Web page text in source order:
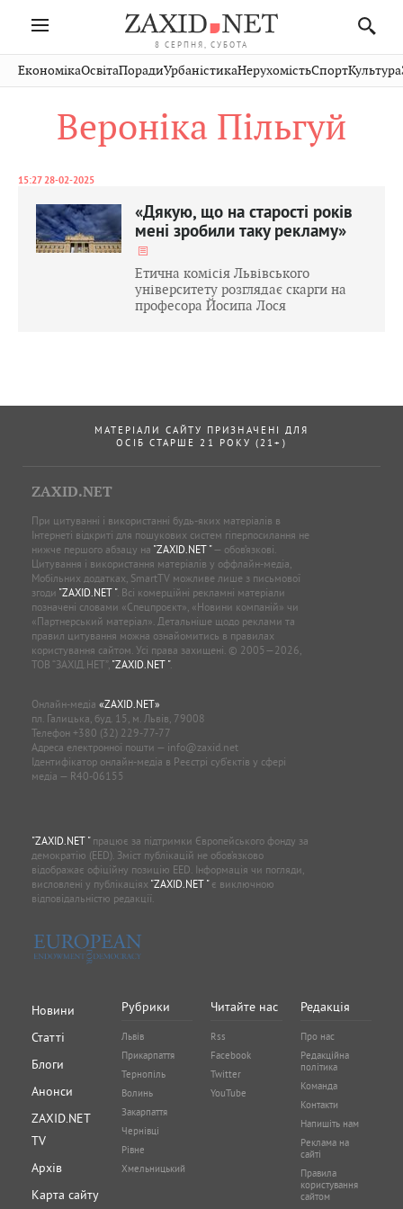
8 СЕРПНЯ, СУБОТА
Івано-
Франківськ
Волинь
Рівне
Чернівці
Стрий
Хмельницький
Публікації
Авто СловкоКультура
Кіно Дім СпортКраєзнавство
ЕкономікаОсвітаПорадиУрбаністикаНерухомістьСпортКультура
Вероніка Пільгуй
15:27 28-02-2025
«Дякую, що на старості років
мені зробили таку рекламу»
Етична комісія Львівського
університету розглядає скарги на
професора Йосипа Лося
МАТЕРІАЛИ САЙТУ ПРИЗНАЧЕНІ ДЛЯ
ОСІБ СТАРШЕ 21 РОКУ (21+)
ZAXID.NET
При цитуванні і використанні будь-яких матеріалів в
Інтернеті відкриті для пошукових систем гіперпосилання не
нижче першого абзацу на "ZAXID.NET "— обов’язкові.
Цитування і використання матеріалів у оффлайн-медіа,
Мобільних додатках, SmartTV можливе лише з письмової
згоди "ZAXID.NET ". Всі комерційні рекламні матеріали
позначені словами «Спецпроєкт», «Новини компаній» чи
«Партнерський матеріал». Детальніше щодо реклами та
правил цитування можна ознайомитись в правилах
користування сайтом. Усі права захищені. © 2005—2026,
ТОВ “ЗАХІД.НЕТ”, "ZAXID.NET ".
Онлайн-медіа «ZAXID.NET»
пл. Галицька, буд. 15, м. Львів, 79008
Телефон +380 (32) 229-77-77
Адреса електронної пошти — info@zaxid.net
Ідентифікатор онлайн-медіа в Реєстрі суб'єктів у сфері
медіа — R40-06155
"ZAXID.NET "працює за підтримки Європейського фонду за
демократію (EED). Зміст публікацій не обов’язково
відображає офіційну позицію EED. Інформація чи погляди,
висловлені у публікаціях "ZAXID.NET "є виключною
відповідальністю редакції.
Новини
Статті
Блоги
Анонси
ZAXID.NET
TV
Архів
Карта сайту
Рубрики
Львів
Прикарпаття
Тернопіль
Волинь
Закарпаття
Чернівці
Рівне
Хмельницький
Читайте нас
Rss
Facebook
Twitter
YouTube
Редакція
Про нас
Редакційна
політика
Команда
Контакти
Напишіть нам
Реклама на
сайті
Правила
користування
сайтом